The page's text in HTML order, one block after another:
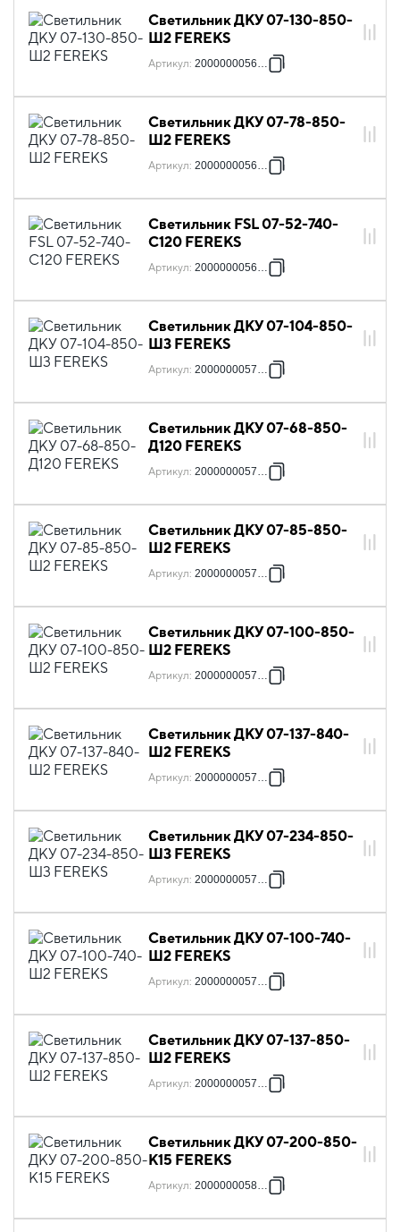
Светильник ДКУ 07-130-850-
Ш2 FEREKS
Артикул: 2000000056241
Светильник ДКУ 07-78-850-
Ш2 FEREKS
Артикул: 2000000056456
Светильник FSL 07-52-740-
C120 FEREKS
Артикул: 2000000056715
Светильник ДКУ 07-104-850-
Ш3 FEREKS
Артикул: 2000000057026
Светильник ДКУ 07-68-850-
Д120 FEREKS
Артикул: 2000000057132
Светильник ДКУ 07-85-850-
Ш2 FEREKS
Артикул: 2000000057439
Светильник ДКУ 07-100-850-
Ш2 FEREKS
Артикул: 2000000057453
Светильник ДКУ 07-137-840-
Ш2 FEREKS
Артикул: 2000000057514
Светильник ДКУ 07-234-850-
Ш3 FEREKS
Артикул: 2000000057743
Светильник ДКУ 07-100-740-
Ш2 FEREKS
Артикул: 2000000057897
Светильник ДКУ 07-137-850-
Ш2 FEREKS
Артикул: 2000000057934
Светильник ДКУ 07-200-850-
К15 FEREKS
Артикул: 2000000058054